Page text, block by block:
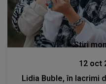
Stiri
12 oct
Lidia Buble, în lacrimi